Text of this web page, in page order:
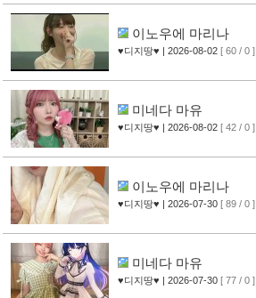
이노우에 마리나
♥디지땅♥ | 2026-08-02 [ 60 / 0 ]
미네다 마유
♥디지땅♥ | 2026-08-02 [ 42 / 0 ]
이노우에 마리나
♥디지땅♥ | 2026-07-30 [ 89 / 0 ]
미네다 마유
♥디지땅♥ | 2026-07-30 [ 77 / 0 ]